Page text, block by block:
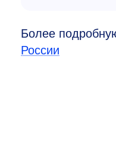
Более
России